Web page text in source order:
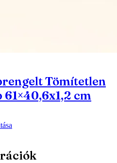
Tömítetlen
cm